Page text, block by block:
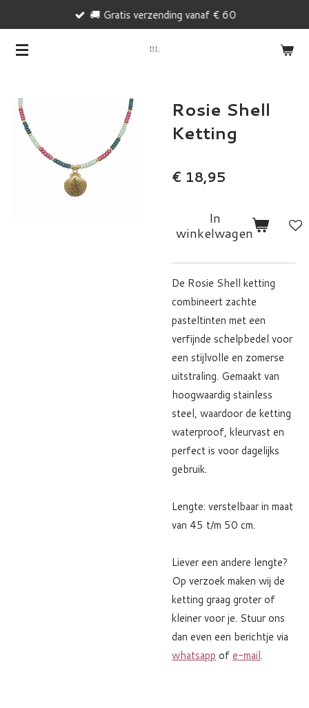
naar
🚚 Gratis verzending vanaf € 60
Rosie Shell
Ketting
€ 18,95
In
winkelwagen
De Rosie Shell ketting
combineert zachte
pasteltinten met een
verfijnde schelpbedel voor
een stijlvolle en zomerse
uitstraling. Gemaakt van
hoogwaardig stainless
steel, waardoor de ketting
waterproof, kleurvast en
perfect is voor dagelijks
gebruik.
Lengte: verstelbaar in maat
van 45 t/m 50 cm.
Liever een andere lengte?
Op verzoek maken wij de
ketting graag groter of
kleiner voor je. Stuur ons
dan even een berichtje via
whatsapp ofe-mail.